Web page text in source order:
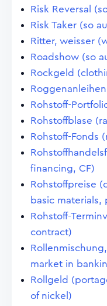
Risk Reversal
Risk Taker (so
Ritter, weisser
Roadshow (so
Rockgeld
Rohstoff-
Rohstoffblase
Rohstoff-Fonds
financing, CF)
Rohstoffpreise
basic materials,
Rohstoff-
contract)
market in
Rollgeld
of nickel)